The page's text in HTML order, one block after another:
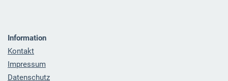
Information
Kontakt
Impressum
Datenschutz